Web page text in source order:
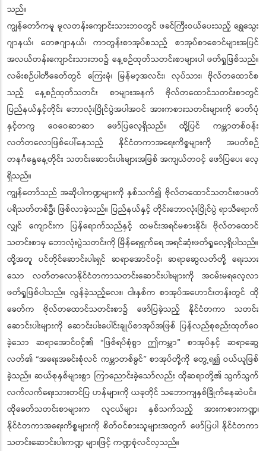
သည်။
ကျွန်တော်ကမူ မူလတန်းကျောင်းသားဘဝတွင် ဖခင်ကြီးဝယ်ပေးသည့် ရွှေသွေး
ဂျာနယ်၊ တေဇဂျာနယ်၊ ကာတွန်းစာအုပ်စသည့် စာအုပ်စာစောင်များအပြင်
အလယ်တန်းကျောင်းသားဘဝ၌ နေ့စဉ်ထုတ်သတင်းစာများပါ ဖတ်ရှုဖြစ်သည်။
လမ်းစဉ်ပါတီခေတ်တွင် ကြေးမုံ၊ မြန်မာ့အလင်း၊ လုပ်သား၊ ဗိုလ်တထောင်စ
သည့် နေ့စဉ်ထုတ်သတင်း စာများအနက် ဗိုလ်တထောင်သတင်းစာတွင်
ပြည်နယ်နှင့်တိုင်း ဘောလုံးပြိုင်ပွဲအပါအဝင် အားကစားသတင်းများကို ဓာတ်ပုံ
နှင့်တကွ ဝေဝေဆာဆာ ဖော်ပြလေ့ရှိသည်။ ထို့ပြင် ကမ္ဘာတစ်ဝန်း
လတ်တလောဖြစ်ပေါ်နေသည့် နိုင်ငံတကာအရေးကိစ္စများကို အပတ်စဉ်
တနင်္ဂနွေနေ့တိုင်း သတင်းဆောင်းပါးများအဖြစ် အကျယ်တဝင့် ဖော်ပြပေး လေ့
ရှိသည်။
ကျွန်တော်သည် အဆိုပါကဏ္ဍများကို နှစ်သက်၍ ဗိုလ်တထောင်သတင်းစာဖတ်
ပရိသတ်တစ်ဦး ဖြစ်လာခဲ့သည်။ ပြည်နယ်နှင့် တိုင်းဘောလုံးပြိုင်ပွဲ ရာသီရောက်
လျှင် ကျောင်းက ပြန်ရောက်သည်နှင့် ထမင်းအရင်မစားနိုင်၊ ဗိုလ်တထောင်
သတင်းစာမှ ဘောလုံးပွဲသတင်းကို မြိန်‌ရေရှက်ရေ အရင်ဆုံးဖတ်ရှုလေ့ရှိပါသည်။
ထို့အတူ ပင်တိုင်ဆောင်းပါးရှင် ဆရာအောင်ဝင့်၊ ဆရာဆွေလတ်တို့ ရေးသား
သော လတ်တလောနိုင်ငံတကာသတင်းဆောင်းပါးများကို အငမ်းမရလေ့လာ
ဖတ်ရှုဖြစ်ပါသည်။ လွန်ခဲ့သည့်လေး၊ ငါးနှစ်က စာအုပ်အဟောင်းတန်းတွင် ထို
ခေတ်က ဗိုလ်တထောင်သတင်းစာ၌ ဖော်ပြခဲ့သည့် နိုင်ငံတကာ သတင်း
ဆောင်းပါးများကို ဆောင်းပါးပေါင်းချုပ်စာအုပ်အဖြစ် ပြန်လည်စုစည်းထုတ်ဝေ
ခဲ့သော ဆရာအောင်ဝင့်၏ “ဖြစ်ရပ်စုံစွာ ဤကမ္ဘာ” စာအုပ်နှင့် ဆရာဆွေ
လတ်၏ “အရေးအခင်းစုံလင် ကမ္ဘာတစ်ခွင်” စာအုပ်တို့ကို တွေ့ရ၍ ဝယ်ယူဖြစ်
ခဲ့သည်။ ဆယ်စုနှစ်များစွာ ကြာညောင်းခဲ့သော်လည်း ထိုဆရာတို့၏ သွက်သွက်
လက်လက်ရေးသားတင်ပြ ဟန်များကို ယခုတိုင် သဘောကျနှစ်ခြိုက်နေဆဲပင်။
ထိုခေတ်သတင်းစာများက လူငယ်များ နှစ်သက်သည့် အားကစားကဏ္ဍ၊
နိုင်ငံတကာအရေးကိစ္စများကို စိတ်ဝင်စားသူများအတွက် ဖော်ပြပါ နိုင်ငံတကာ
သတင်းဆောင်းပါးကဏ္ဍ များဖြင့် ကဏ္ဍစုံလင်လှသည်။